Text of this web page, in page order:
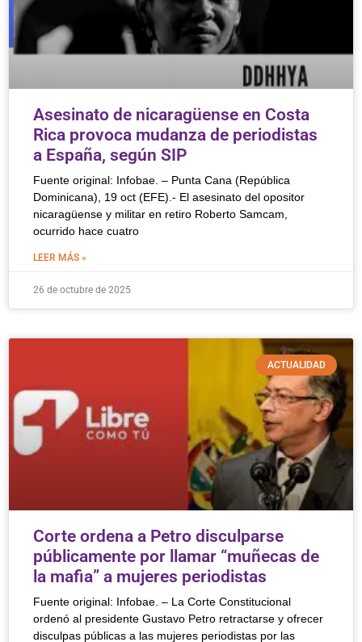
Asesinato de nicaragüense en Costa
Rica provoca mudanza de periodistas
a España, según SIP
Fuente original: Infobae. – Punta Cana (República
Dominicana), 19 oct (EFE).- El asesinato del opositor
nicaragüense y militar en retiro Roberto Samcam,
ocurrido hace cuatro
LEER MÁS »
26 de octubre de 2025
ACTUALIDAD
Corte ordena a Petro disculparse
públicamente por llamar “muñecas de
la mafia” a mujeres periodistas
Fuente original: Infobae. – La Corte Constitucional
ordenó al presidente Gustavo Petro retractarse y ofrecer
disculpas públicas a las mujeres periodistas por las